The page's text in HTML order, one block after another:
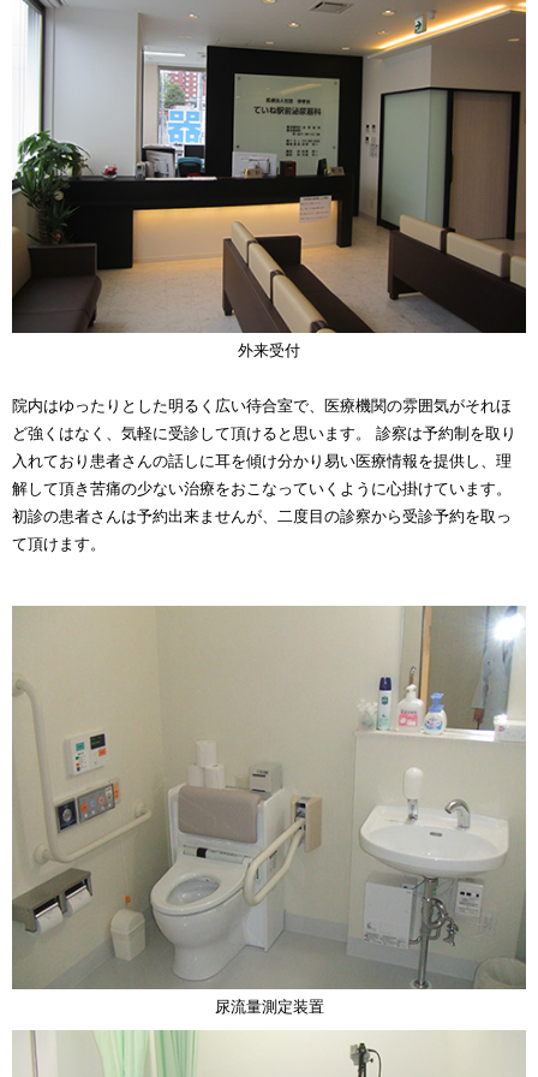
外来受付
院内はゆったりとした明るく広い待合室で、医療機関の雰囲気がそれほ
ど強くはなく、気軽に受診して頂けると思います。 診察は予約制を取り
入れており患者さんの話しに耳を傾け分かり易い医療情報を提供し、理
解して頂き苦痛の少ない治療をおこなっていくように心掛けています。
初診の患者さんは予約出来ませんが、二度目の診察から受診予約を取っ
て頂けます。
尿流量測定装置